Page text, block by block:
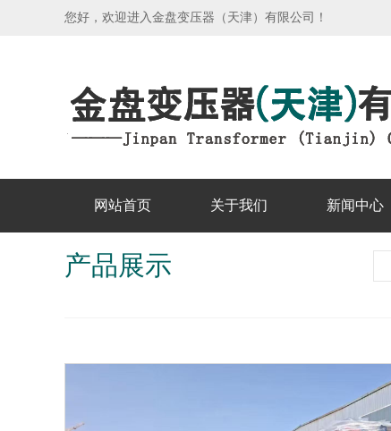
您好，欢迎进入金盘变压器（天津）有限公司！
网站首页 关于我们 新闻中心
产品展示